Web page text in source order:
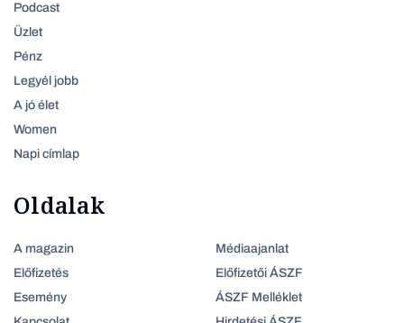
Podcast
Üzlet
Pénz
Legyél jobb
A jó élet
Women
Napi címlap
Oldalak
A magazin
Előfizetés
Esemény
Médiaajanlat
Előfizetői ÁSZF
ÁSZF Melléklet